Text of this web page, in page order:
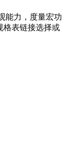
能力，度量宏功
格表链接选择或